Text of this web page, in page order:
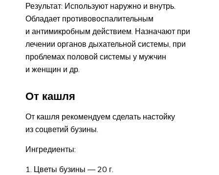
Результат: Используют наружно и внутрь.
Обладает противовоспалительным
и антимикробным действием. Назначают при
лечении органов дыхательной системы, при
проблемах половой системы у мужчин
и женщин и др.
От кашля
От кашля рекомендуем сделать настойку
из соцветий бузины.
Ингредиенты:
Цветы бузины — 20 г.